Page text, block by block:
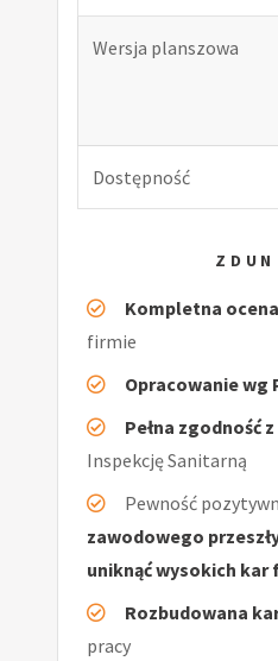
Wersja planszowa
Dostępność
Kompletna
firmie
Opracowanie wg
Pełna zgodność
Inspekcję Sanitarną
Pewność
zawodowego
uniknąć wysokich kar
Rozbudowana
pracy